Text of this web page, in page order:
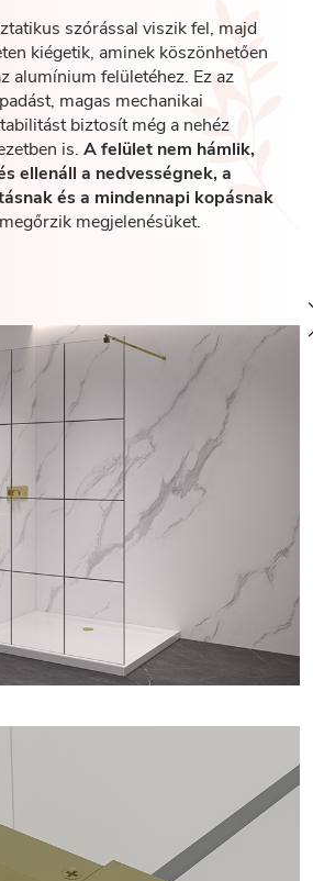
szórással viszik fel, majd
kiégetik, aminek köszönhetően
alumínium felületéhez. Ez az
magas mechanikai
biztosít még a nehéz
is. A felület nem hámlik,
ellenáll a nedvességnek, a
és a mindennapi kopásnak
megjelenésüket.